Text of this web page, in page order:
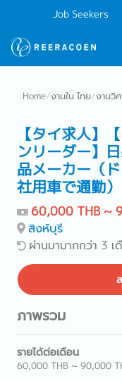
Job Seekers
Home/งานใน ไทย/งานวิ
【タイ求人】
ンリーダー】
品メーカー（
社用車で通勤）
60,000 THB ~
สิงห์บุรี
ผ่านมามากกว่า 3 เ
ภาพรวม
รายได้ต่อเดือน
60,000 THB ~ 90,000